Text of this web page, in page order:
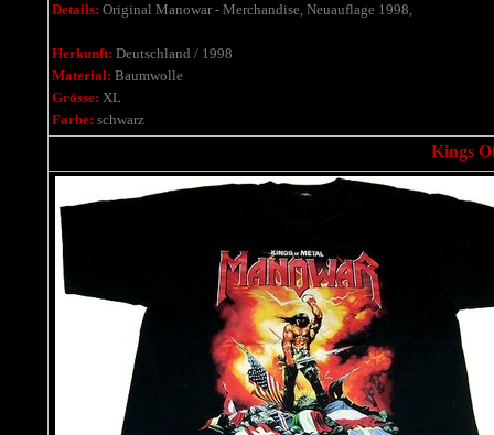
Details: Original Manowar - Merchandise, Neuauflage 1998,
Herkunft: Deutschland / 1998
Material: Baumwolle
Grösse: XL
Farbe: schwarz
Kings